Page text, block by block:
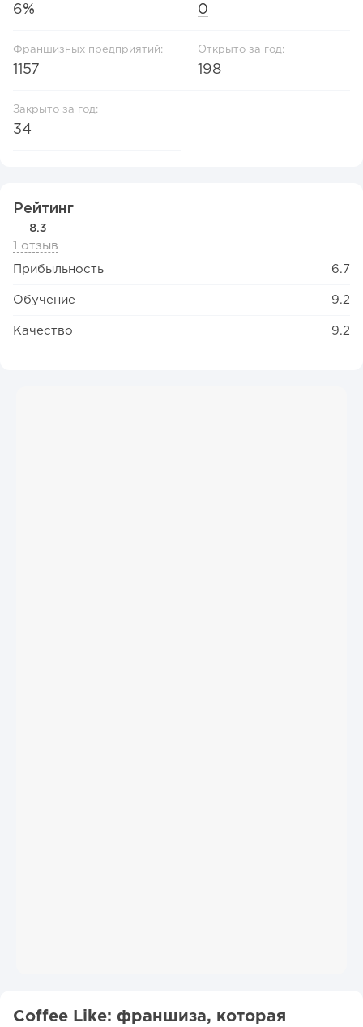
6% 0
Франшизных предприятий:
1157
Открыто за год:
198
Закрыто за год:
34
Рейтинг
8.3
1 отзыв
Прибыльность 6.7
Обучение 9.2
Качество 9.2
Coffee Like: франшиза, которая